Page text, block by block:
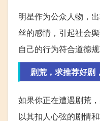
明星作为公众人物，
丝的感情，引起社会
自己的行为符合道德
剧荒，求推荐好剧
如果你正在遭遇剧荒
以其扣人心弦的剧情